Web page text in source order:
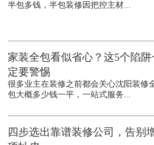
半包多钱，半包装修因把控主材...
家装全包看似省心？这5个陷阱
定要警惕
很多业主在装修之前都会关心沈阳装修
包大概多少钱一平，一站式服务...
四步选出靠谱装修公司，告别